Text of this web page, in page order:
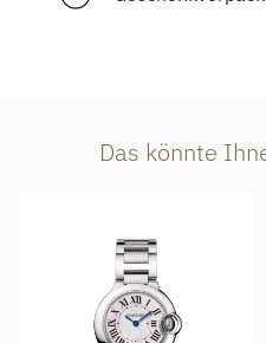
Das könnte